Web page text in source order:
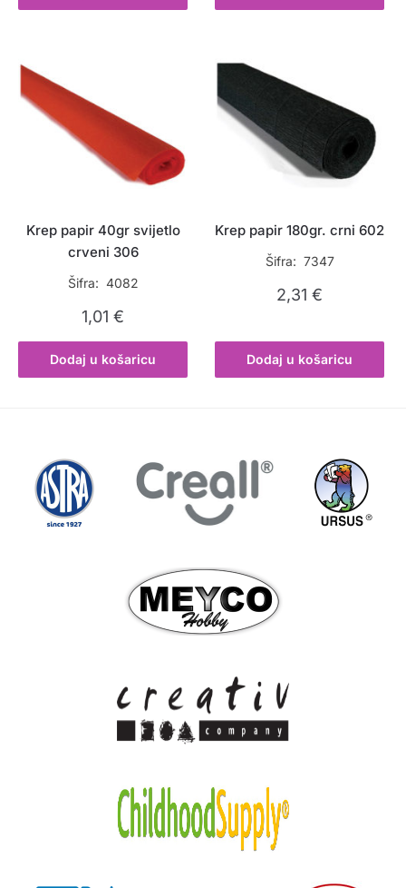
Krep papir 40gr svijetlo
crveni 306
Šifra: 4082
1,01€
Dodaj u košaricu
Krep papir 180gr. crni 602
Šifra: 7347
2,31€
Dodaj u košaricu